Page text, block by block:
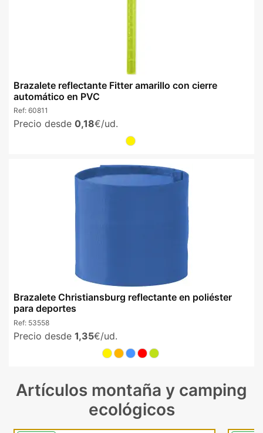
Brazalete reflectante Fitter amarillo con cierre
automático en PVC
Ref: 60811
Precio desde 0,18€/ud.
Brazalete Christiansburg reflectante en poliéster
para deportes
Ref: 53558
Precio desde 1,35€/ud.
Artículos montaña y camping
ecológicos